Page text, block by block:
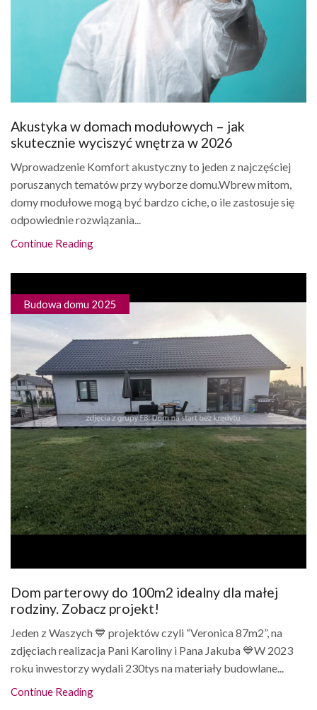
Akustyka w domach modułowych – jak
skutecznie wyciszyć wnętrza w 2026
Wprowadzenie Komfort akustyczny to jeden z najczęściej
poruszanych tematów przy wyborze domu.Wbrew mitom,
domy modułowe mogą być bardzo ciche, o ile zastosuje się
odpowiednie rozwiązania...
Continue Reading
Budowa domu 2025
Dom parterowy do 100m2 idealny dla małej
rodziny. Zobacz projekt!
Jeden z Waszych 💙 projektów czyli “Veronica 87m2”, na
zdjęciach realizacja Pani Karoliny i Pana Jakuba 💙W 2023
roku inwestorzy wydali 230tys na materiały budowlane...
Continue Reading